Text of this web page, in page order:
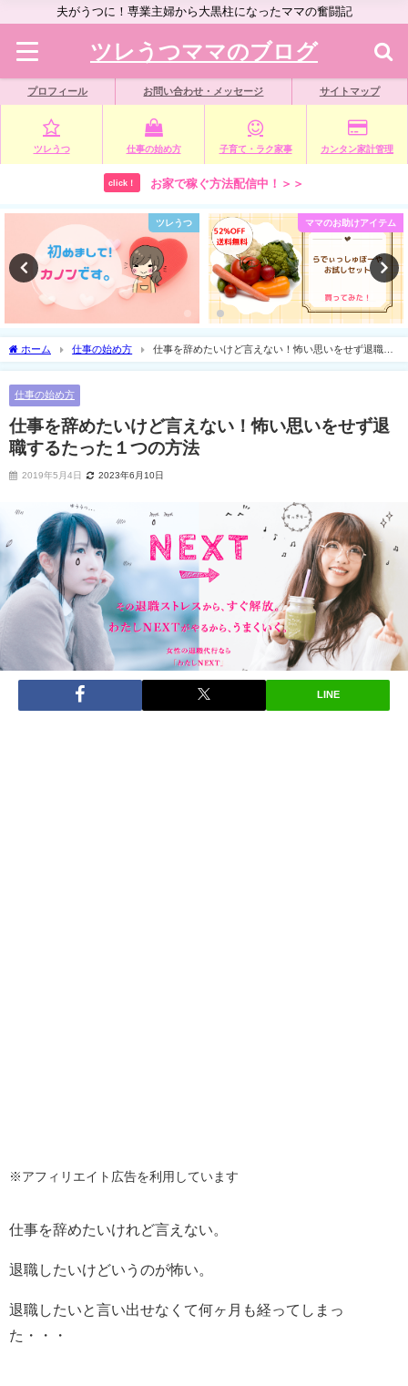
夫がうつに！専業主婦から大黒柱になったママの奮闘記
ツレうつママのブログ
プロフィール お問い合わせ・メッセージ サイトマップ
ツレうつ 仕事の始め方 子育て・ラク家事 カンタン家計管理
click！ お家で稼ぐ方法配信中！＞＞
ツレうつ ママのお助けアイテム
ホーム 仕事の始め方
仕事を辞めたいけど言えない！怖い思いをせず退職す
るたった１つの方法
仕事の始め方
仕事を辞めたいけど言えない！怖い思いをせず退
職するたった１つの方法
2019年5月4日 2023年6月10日
LINE
※アフィリエイト広告を利用しています
仕事を辞めたいけれど言えない。
退職したいけどいうのが怖い。
退職したいと言い出せなくて何ヶ月も経ってしまっ
た・・・